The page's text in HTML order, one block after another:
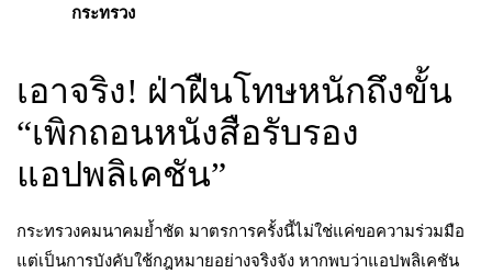
กระทรวง
เอาจริง! ฝ่าฝืนโทษหนักถึงขั้น
“เพิกถอนหนังสือรับรอง
แอปพลิเคชัน”
กระทรวงคมนาคมย้ำชัด มาตรการครั้งนี้ไม่ใช่แค่ขอความร่วมมือ
แต่เป็นการบังคับใช้กฎหมายอย่างจริงจัง หากพบว่าแอปพลิเคชัน